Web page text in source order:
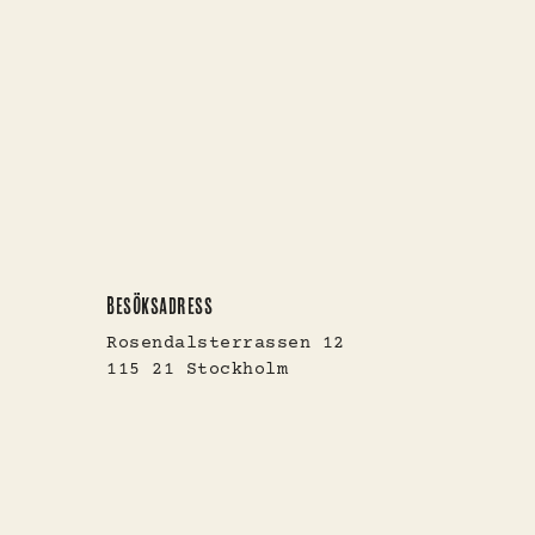
BESÖKSADRESS
Rosendalsterrassen 12
115 21 Stockholm